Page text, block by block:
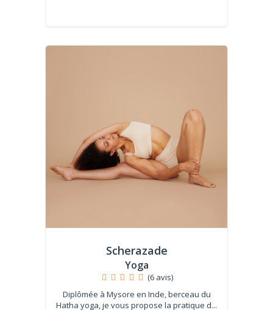
Scherazade
Yoga
(6 avis)
Diplômée à Mysore en Inde, berceau du
Hatha yoga, je vous propose la pratique d...